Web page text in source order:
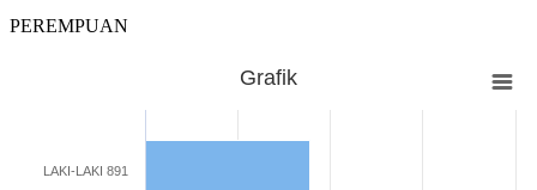
PEREMPUAN
The chart has 1 Y axis displaying Jumlah (Jiwa). Range: 0 to 2000.
Grafik
LAKI-LAKI 891